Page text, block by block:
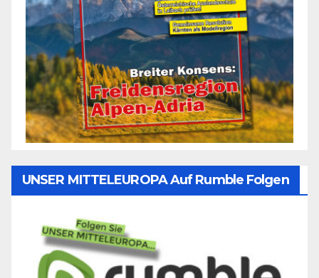
UNSER MITTELEUROPA Auf Rumble Folgen